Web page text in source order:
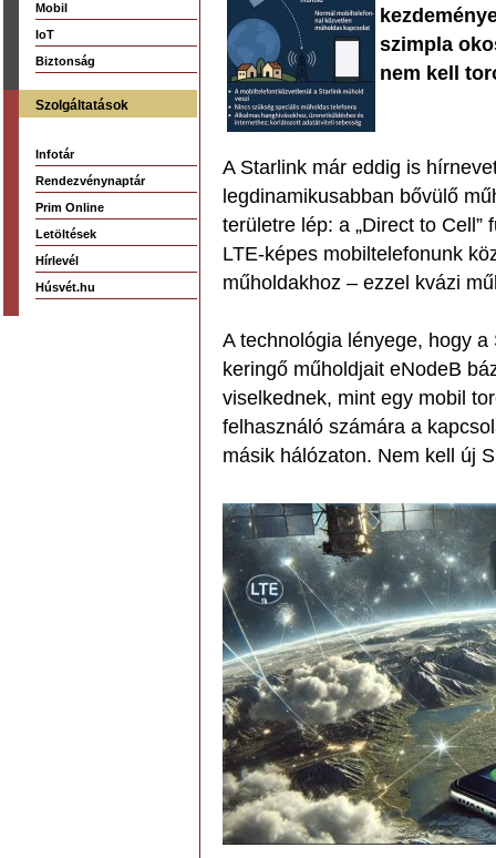
Mobil
IoT
Biztonság
Szolgáltatások
Infotár
Rendezvénynaptár
Prim Online
Letöltések
Hírlevél
Húsvét.hu
szimpla
nem kell
A Starlink már eddig is
legdinamikusabban bővülő
területre lép: a „Direct to
LTE-képes mobiltelefonunk
műholdakhoz – ezzel kvázi
A technológia lényege, hogy
keringő műholdjait eNodeB
viselkednek, mint egy mobil
felhasználó számára a
másik hálózaton. Nem kell új